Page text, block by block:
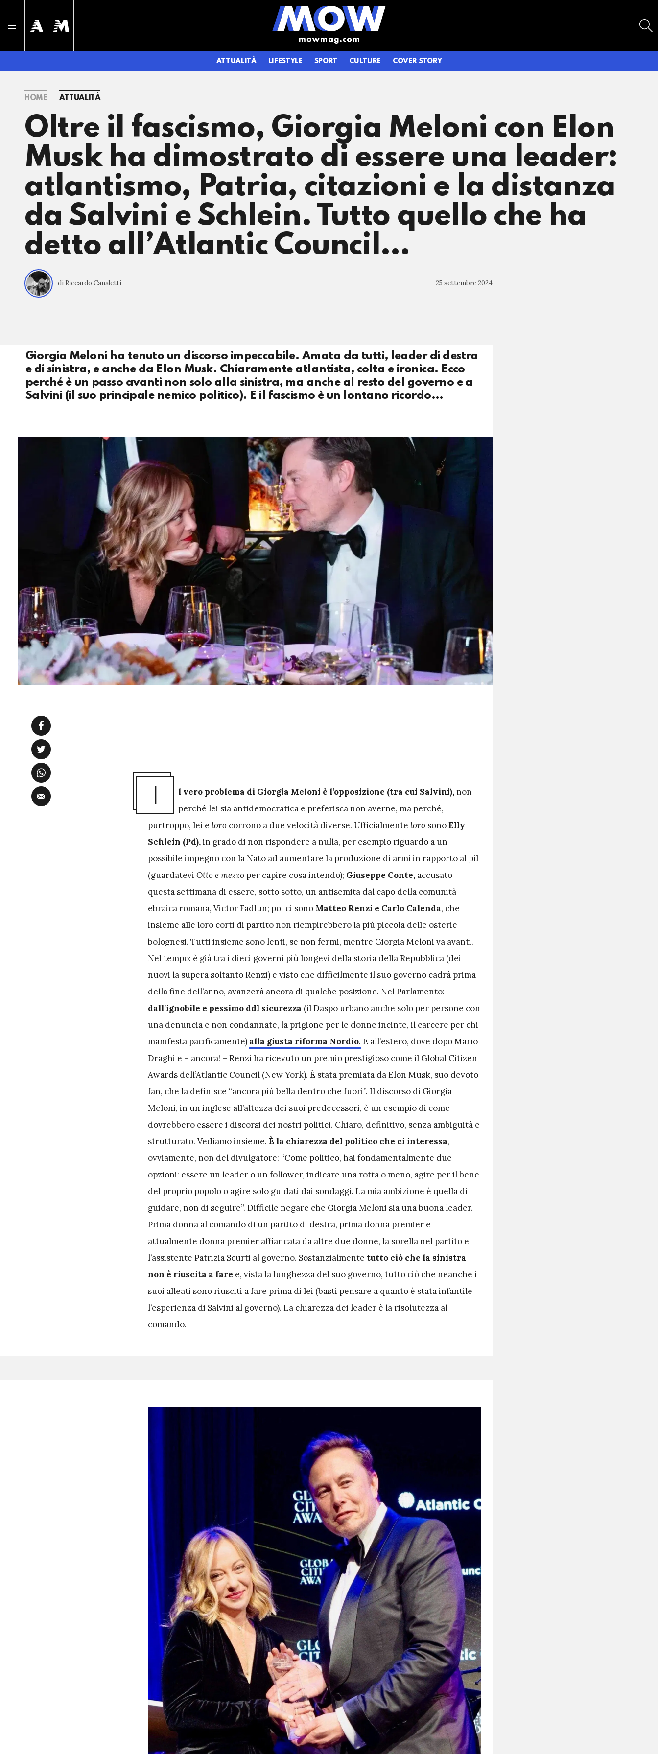
ATTUALITÀ LIFESTYLE SPORT CULTURE COVER STORY
HOME ATTUALITÀ
Oltre il fascismo, Giorgia Meloni con Elon
Musk ha dimostrato di essere una leader:
atlantismo, Patria, citazioni e la distanza
da Salvini e Schlein. Tutto quello che ha
detto all’Atlantic Council…
di Riccardo Canaletti 25 settembre 2024
Giorgia Meloni ha tenuto un discorso impeccabile. Amata da tutti, leader di destra
e di sinistra, e anche da Elon Musk. Chiaramente atlantista, colta e ironica. Ecco
perché è un passo avanti non solo alla sinistra, ma anche al resto del governo e a
Salvini (il suo principale nemico politico). E il fascismo è un lontano ricordo...
I l vero problema di Giorgia Meloni è l’opposizione (tra cui Salvini),non
perché lei sia antidemocratica e preferisca non averne, ma perché,
purtroppo, lei e loro corrono a due velocità diverse. Ufficialmente loro sonoElly
Schlein (Pd),in grado di non rispondere a nulla, per esempio riguardo a un
possibile impegno con la Nato ad aumentare la produzione di armi in rapporto al pil
(guardatevi Otto e mezzo per capire cosa intendo); Giuseppe Conte, accusato
questa settimana di essere, sotto sotto, un antisemita dal capo della comunità
ebraica romana, Victor Fadlun; poi ci sono Matteo Renzi e Carlo Calenda, che
insieme alle loro corti di partito non riempirebbero la più piccola delle osterie
bolognesi. Tutti insieme sono lenti, se non fermi, mentre Giorgia Meloni va avanti.
Nel tempo: è già tra i dieci governi più longevi della storia della Repubblica (dei
nuovi la supera soltanto Renzi) e visto che difficilmente il suo governo cadrà prima
della fine dell’anno, avanzerà ancora di qualche posizione. Nel Parlamento:
dall’ignobile e pessimo ddl sicurezza (il Daspo urbano anche solo per persone con
una denuncia e non condannate, la prigione per le donne incinte, il carcere per chi
manifesta pacificamente) alla giusta riforma Nordio. E all’estero, dove dopo Mario
Draghi e – ancora! – Renzi ha ricevuto un premio prestigioso come il Global Citizen
Awards dell’Atlantic Council (New York). È stata premiata da Elon Musk, suo devoto
fan, che la definisce “ancora più bella dentro che fuori”. Il discorso di Giorgia
Meloni, in un inglese all’altezza dei suoi predecessori, è un esempio di come
dovrebbero essere i discorsi dei nostri politici. Chiaro, definitivo, senza ambiguità e
strutturato. Vediamo insieme. È la chiarezza del politico che ci interessa,
ovviamente, non del divulgatore: “Come politico, hai fondamentalmente due
opzioni: essere un leader o un follower, indicare una rotta o meno, agire per il bene
del proprio popolo o agire solo guidati dai sondaggi. La mia ambizione è quella di
guidare, non di seguire”. Difficile negare che Giorgia Meloni sia una buona leader.
Prima donna al comando di un partito di destra, prima donna premier e
attualmente donna premier affiancata da altre due donne, la sorella nel partito e
l’assistente Patrizia Scurti al governo. Sostanzialmente tutto ciò che la sinistra
non è riuscita a fare e, vista la lunghezza del suo governo, tutto ciò che neanche i
suoi alleati sono riusciti a fare prima di lei (basti pensare a quanto è stata infantile
l’esperienza di Salvini al governo). La chiarezza dei leader è la risolutezza al
comando.